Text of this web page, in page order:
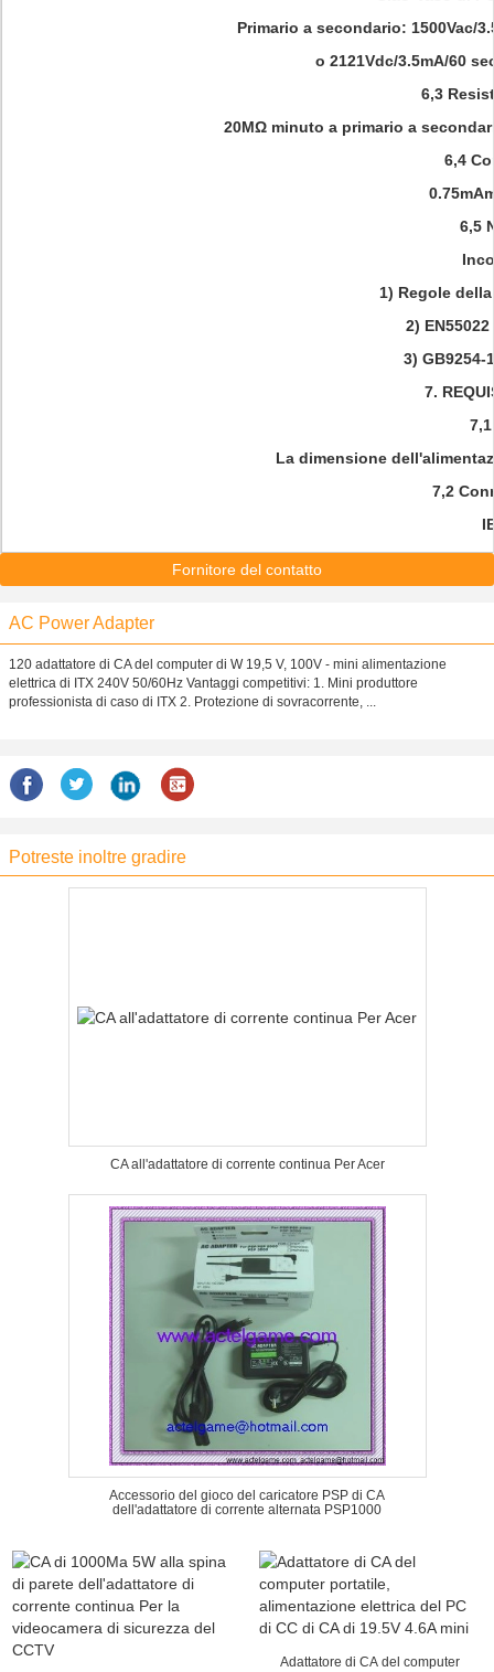
Primario a secondario: 1500Vac/
o 2121Vdc/3.5mA/60
6,3
20MΩ minuto a primario a
6,4
6,5
1) Regole
2)
3) GB9254-
7.
La dimensione
7,2
Fornitore del contatto
AC Power Adapter
120 adattatore di CA del computer di W 19,5 V, 100V - mini alimentazione
elettrica di ITX 240V 50/60Hz Vantaggi competitivi: 1. Mini produttore
professionista di caso di ITX 2. Protezione di sovracorrente, ...
Potreste inoltre gradire
CA all'adattatore di corrente continua Per Acer
Accessorio del gioco del caricatore PSP di CA
dell'adattatore di corrente alternata PSP1000
Adattatore di CA del computer